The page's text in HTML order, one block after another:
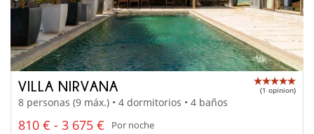
VILLA NIRVANA (1 opinion)
8 personas (9 máx.) • 4 dormitorios • 4 baños
810 € - 3 675 €
Por noche